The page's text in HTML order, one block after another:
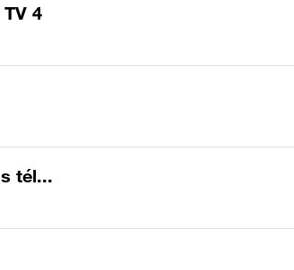
4
tél...